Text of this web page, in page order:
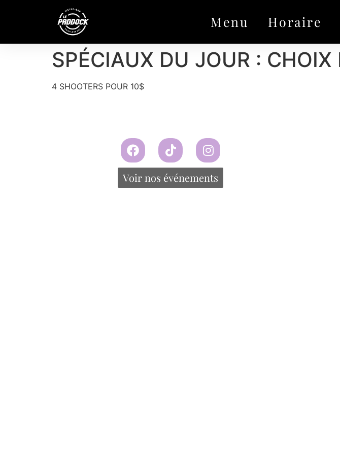
Menu Horaire
SPÉCIAUX DU JOUR : CHOIX
4 SHOOTERS POUR 10$
Voir nos événements